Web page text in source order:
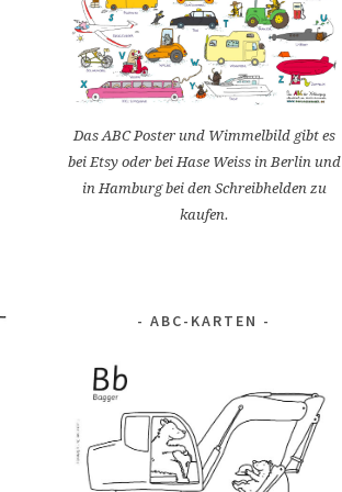
Das ABC Poster und Wimmelbild gibt es
bei Etsy oder bei Hase Weiss in Berlin und
in Hamburg bei den Schreibhelden zu
kaufen.
ABC-KARTEN